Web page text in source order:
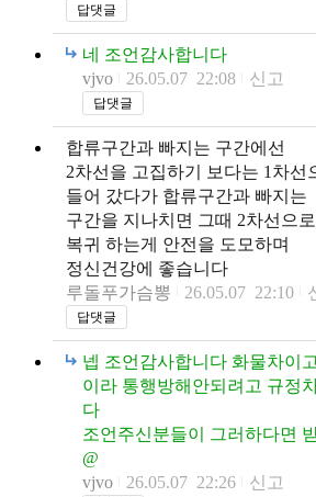
답댓글
네 조언감사합니다
vjvo
26.05.07 22:08 신고
답댓글
합류구간과 빠지는 구간에선
2차선을 고집하기 보다는 1차선
들어 갔다가 합류구간과 빠지는
구간을 지나치면 그때 2차선으로
복귀 하는게 안전을 도모하며
정신건강에 좋습니다
루돌푸가슴뽕
26.05.07 22:10
답댓글
넵 조언감사합니다 화물차이
이라 통행방해안되려고 규정
다
조언주신분들이 그러하다면
@
vjvo
26.05.07 22:26 신고